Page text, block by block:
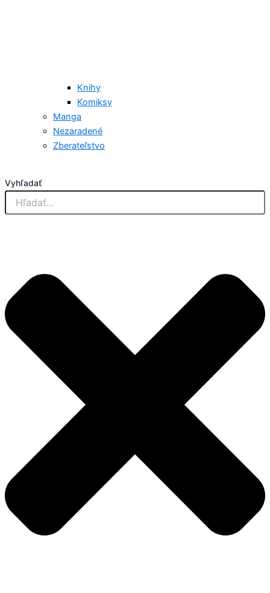
Knihy
Komiksy
Manga
Nezaradené
Zberateľstvo
Vyhľadať